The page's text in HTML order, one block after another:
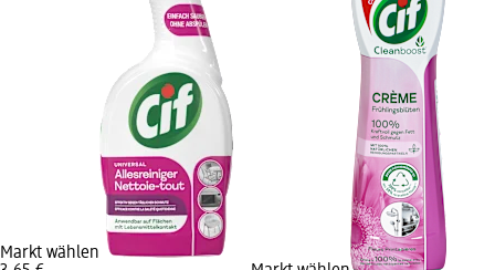
Markt wählen